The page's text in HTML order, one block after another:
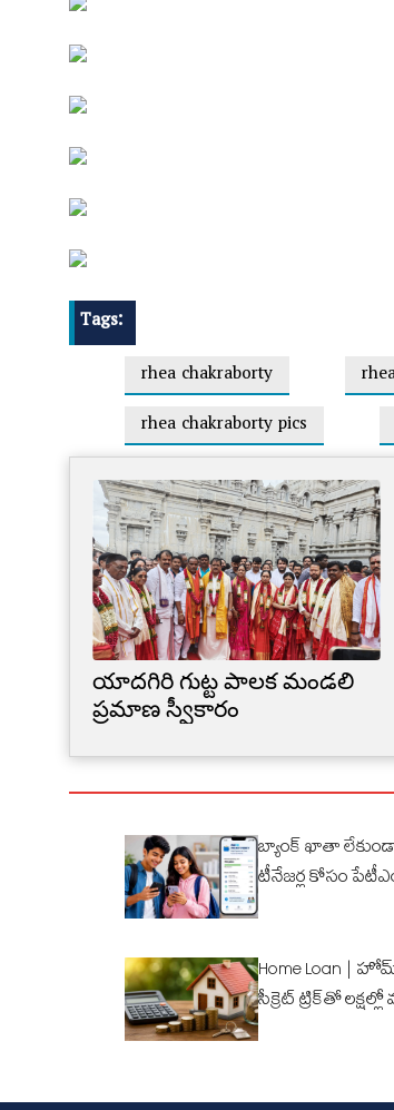
Tags:
rhea chakraborty
rhea chakraborty pics
యాదగిరి గుట్ట పాలక మండలి
ప్రమాణ స్వీకారం
బ్యాంక్ ఖాతా
టీనేజర్ల కోసం
Home Loan |
సీక్రెట్ ట్రిక్‌తో